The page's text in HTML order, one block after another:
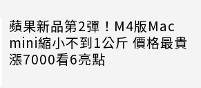
蘋果新品第2彈！M4版Mac
mini縮小不到1公斤 價格最貴
漲7000看6亮點